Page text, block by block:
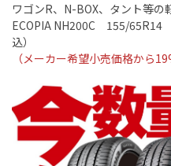
ワゴンR、 N-BOX、タント等の
ECOPIA NH200C
155/65R14
込）
（メーカー希望小売価格から